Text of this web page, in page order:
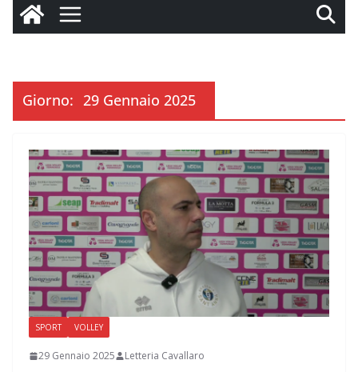
Giorno: 29 Gennaio 2025
SPORT VOLLEY
29 Gennaio 2025 Letteria Cavallaro